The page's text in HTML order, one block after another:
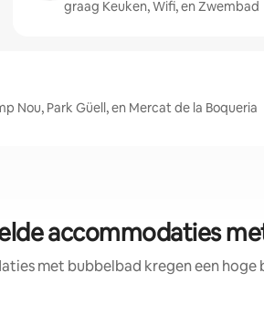
graag Keuken, Wifi, en Zwembad
Nou, Park Güell, en Mercat de la Boqueria
accommodaties
met bubbelbad kregen een